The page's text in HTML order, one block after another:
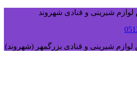
شیرینی و قنادی شهروند
شیرینی و قنادی بزرگمهر (شهروند)